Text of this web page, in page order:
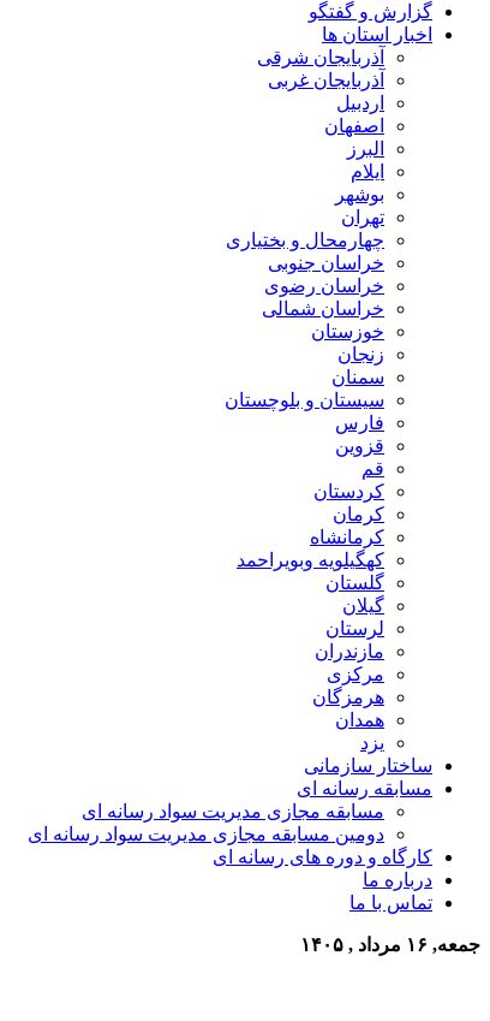
گزارش و گفتگو
اخبار استان ها
آذربایجان شرقی
آذربایجان غربی
اردبیل
اصفهان
البرز
ایلام
بوشهر
تهران
چهارمحال و بختیاری
خراسان جنوبی
خراسان رضوی
خراسان شمالی
خوزستان
زنجان
سمنان
سیستان و بلوچستان
فارس
قزوین
قم
کردستان
کرمان
کرمانشاه
کهگیلویه وبویراحمد
گلستان
گیلان
لرستان
مازندران
مرکزی
هرمزگان
همدان
یزد
ساختار سازمانی
مسابقه رسانه ای
مسابقه مجازی مدیریت سواد رسانه ای
دومین مسابقه مجازی مدیریت سواد رسانه ای
کارگاه و دوره های رسانه ای
درباره ما
تماس با ما
جمعه, ۱۶ مرداد , ۱۴۰۵